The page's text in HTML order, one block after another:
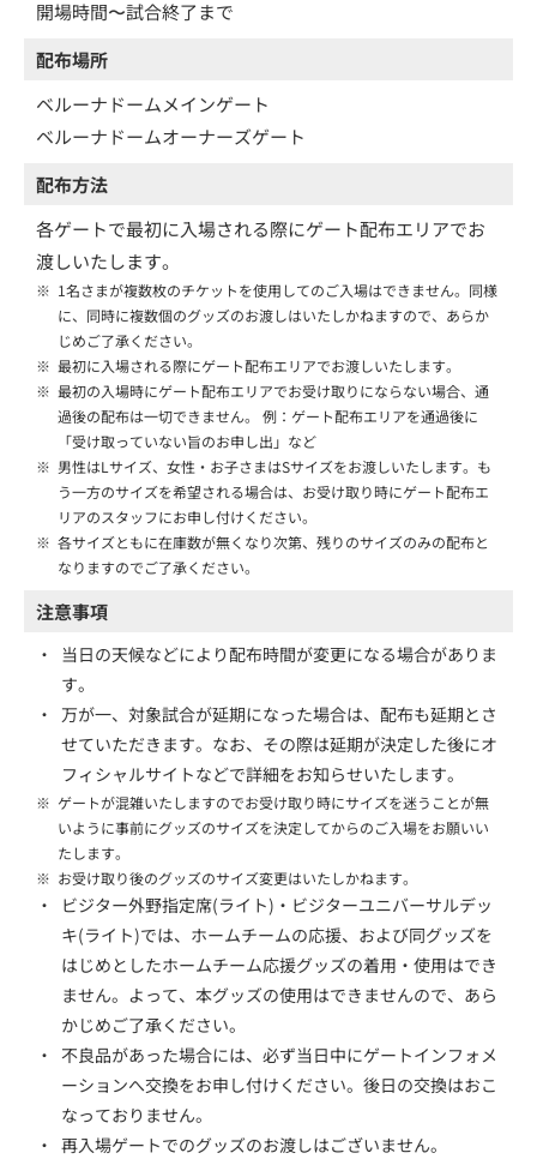
開場時間〜試合終了まで
配布場所
ベルーナドームメインゲート
ベルーナドームオーナーズゲート
配布方法
各ゲートで最初に入場される際にゲート配布エリアでお
渡しいたします。
※ 1名さまが複数枚のチケットを使用してのご入場はできません。同様
に、同時に複数個のグッズのお渡しはいたしかねますので、あらか
じめご了承ください。
※ 最初に入場される際にゲート配布エリアでお渡しいたします。
※ 最初の入場時にゲート配布エリアでお受け取りにならない場合、通
過後の配布は一切できません。 例：ゲート配布エリアを通過後に
「受け取っていない旨のお申し出」など
※ 男性はLサイズ、女性・お子さまはSサイズをお渡しいたします。も
う一方のサイズを希望される場合は、お受け取り時にゲート配布エ
リアのスタッフにお申し付けください。
※ 各サイズともに在庫数が無くなり次第、残りのサイズのみの配布と
なりますのでご了承ください。
注意事項
・
当日の天候などにより配布時間が変更になる場合がありま
す。
・
万が一、対象試合が延期になった場合は、配布も延期とさ
せていただきます。なお、その際は延期が決定した後にオ
フィシャルサイトなどで詳細をお知らせいたします。
※ ゲートが混雑いたしますのでお受け取り時にサイズを迷うことが無
いように事前にグッズのサイズを決定してからのご入場をお願いい
たします。
※ お受け取り後のグッズのサイズ変更はいたしかねます。
・
ビジター外野指定席(ライト)・ビジターユニバーサルデッ
キ(ライト)では、ホームチームの応援、および同グッズを
はじめとしたホームチーム応援グッズの着用・使用はでき
ません。よって、本グッズの使用はできませんので、あら
かじめご了承ください。
・ 不良品があった場合には、必ず当日中にゲートインフォメ
ーションへ交換をお申し付けください。後日の交換はおこ
なっておりません。
・ 再入場ゲートでのグッズのお渡しはございません。